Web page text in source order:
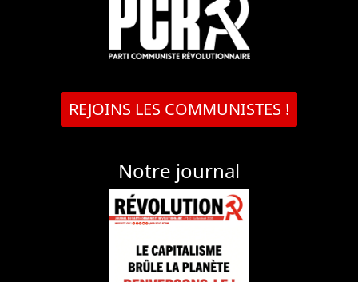
REJOINS LES COMMUNISTES !
Notre journal